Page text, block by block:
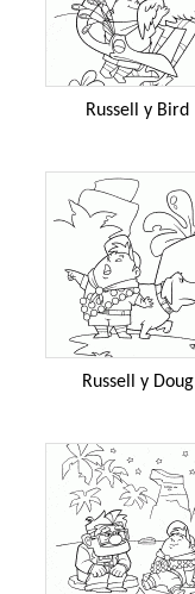
Russell y Bird
Russell y Doug